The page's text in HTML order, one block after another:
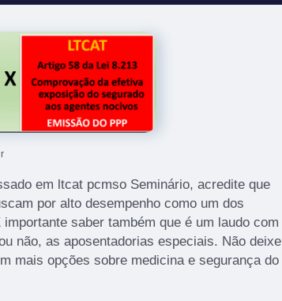
em ltcat pcmso Seminário, acredite que
por alto desempenho como um dos
saber também que é um laudo com
não, as aposentadorias especiais. Não deixe
mais opções sobre medicina e segurança do